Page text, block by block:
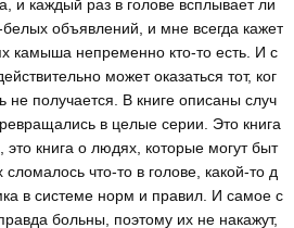
и каждый раз в голове всплывает ли
белых объявлений, и мне всегда кажет
камыша непременно кто-то есть. И с
может оказаться тот, ког
не получается. В книге описаны случ
в целые серии. Это книга
книга о людях, которые могут быт
что-то в голове, какой-то д
в системе норм и правил. И самое с
больны, поэтому их не накажут,